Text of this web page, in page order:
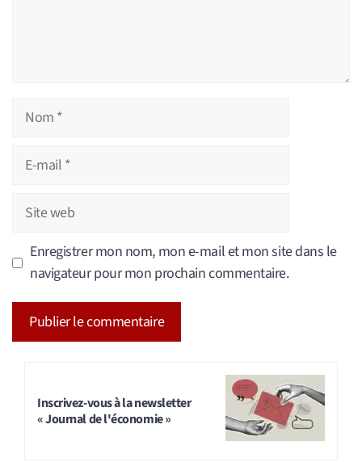
Nom
Site
web
Enregistrer mon nom, mon e-mail et mon site dans le
navigateur pour mon prochain commentaire.
Inscrivez-vous à la newsletter
« Journal de l'économie »